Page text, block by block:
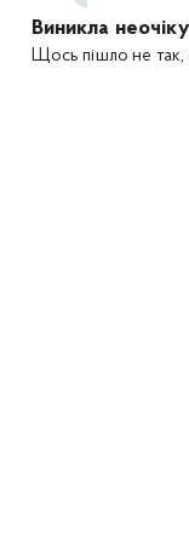
Виникла
Щось пішло не